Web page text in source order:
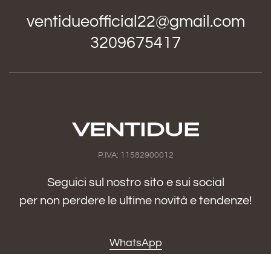
ventidueofficial22@gmail.com
3209675417
P.IVA: 11582900012
Seguici sul nostro sito e sui social
per non perdere le ultime novità e tendenze!
WhatsApp